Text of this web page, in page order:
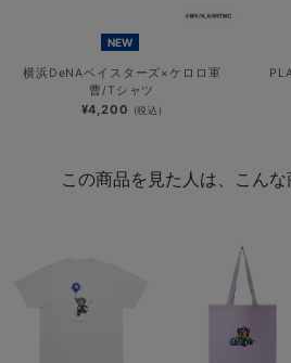
NEW
横浜DeNAベイスターズ×ケロロ軍
曹/Tシャツ
¥4,200 (税込)
この商品を見た人は、こん